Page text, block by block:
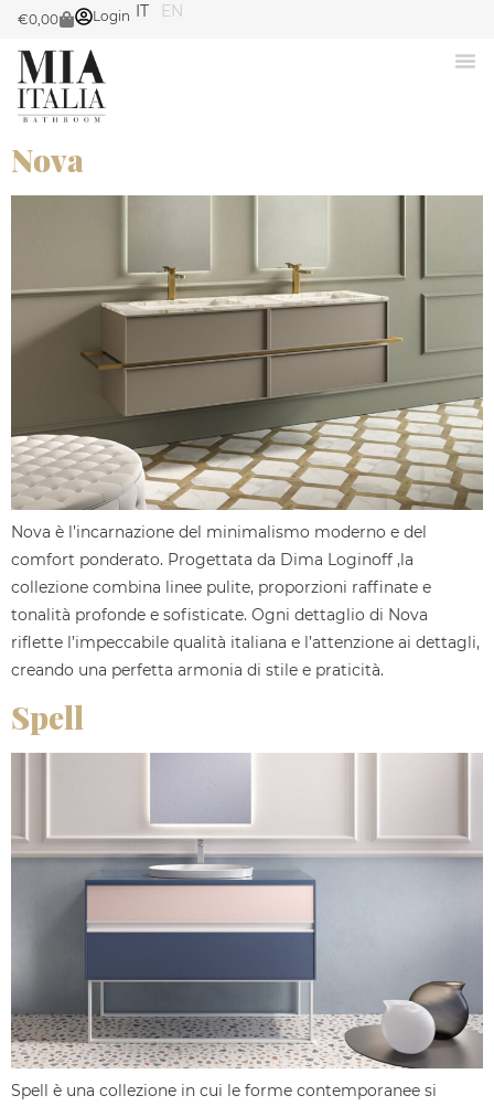
€0,00 Login IT EN
Nova
Nova è l’incarnazione del minimalismo moderno e del
comfort ponderato. Progettata da Dima Loginoff ,la
collezione combina linee pulite, proporzioni raffinate e
tonalità profonde e sofisticate. Ogni dettaglio di Nova
riflette l’impeccabile qualità italiana e l’attenzione ai dettagli,
creando una perfetta armonia di stile e praticità.
Spell
Spell è una collezione in cui le forme contemporanee si